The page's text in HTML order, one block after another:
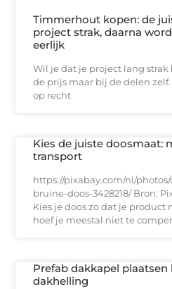
Timmerhout kopen: de
project strak, daarna
eerlijk
Wil je dat je project lang
de prijs maar bij de delen
op recht
Kies de juiste doosmaat:
transport
https://pixabay.com/nl/
bruine-doos-3428218/ Bron:
Kies je doos zo dat je
hoef je meestal niet te
Prefab dakkapel
dakhelling